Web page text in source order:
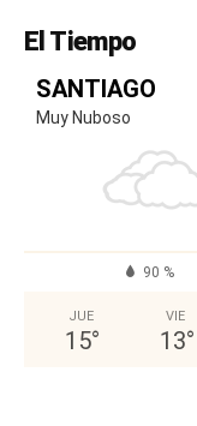
El Tiempo
SANTIAGO
Muy Nuboso
90 %
JUE
15°
VIE
13°